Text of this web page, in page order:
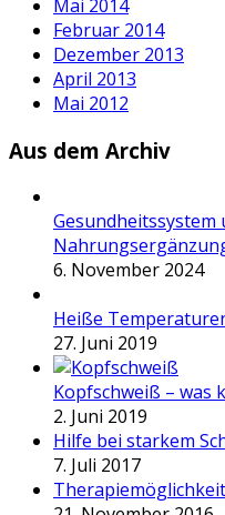
Mai 2014
Februar 2014
Dezember 2013
April 2013
Mai 2012
Aus dem Archiv
Gesundheitssystem
6. November 2024
Heiße
27. Juni 2019
Kopfschweiß – was
2. Juni 2019
Hilfe bei starkem
7. Juli 2017